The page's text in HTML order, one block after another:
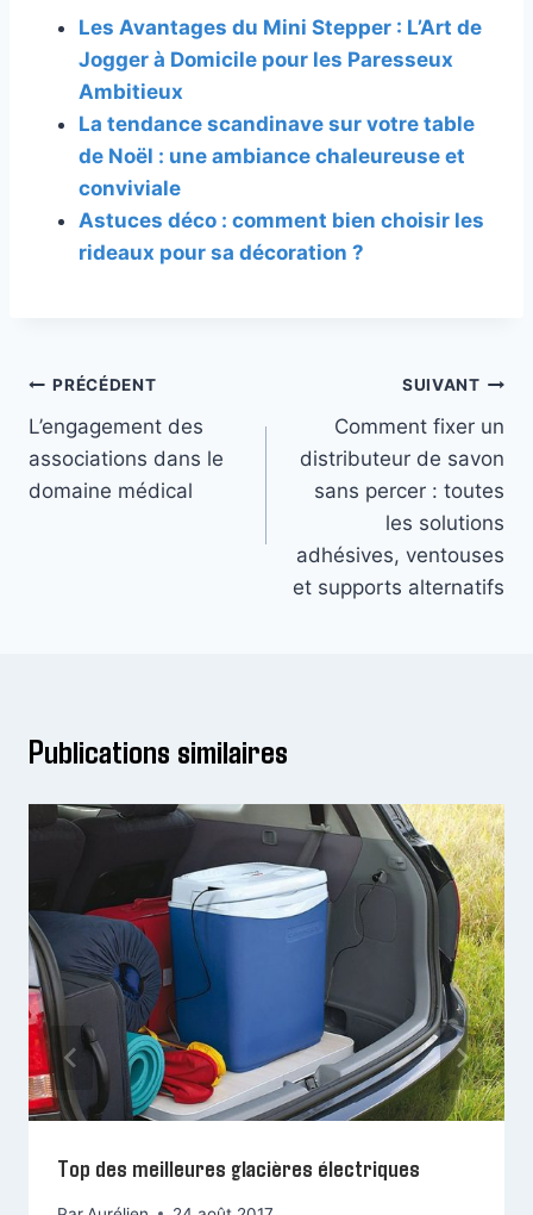
Les Avantages du Mini Stepper : L’Art de
Jogger à Domicile pour les Paresseux
Ambitieux
La tendance scandinave sur votre table
de Noël : une ambiance chaleureuse et
conviviale
Astuces déco : comment bien choisir les
rideaux pour sa décoration ?
Navigation
de
l’article
PRÉCÉDENT
L’engagement des
associations dans le
domaine médical
SUIVANT
Comment fixer un
distributeur de savon
sans percer : toutes
les solutions
adhésives, ventouses
et supports alternatifs
Publications similaires
Top des meilleures glacières électriques